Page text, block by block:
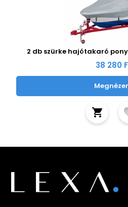
2 db szürke hajótakaró
38 280